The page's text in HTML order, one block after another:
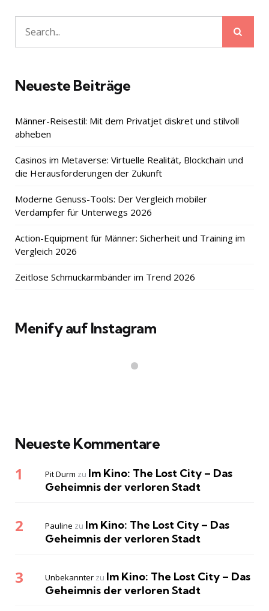
Search
for:
Neueste Beiträge
Männer-Reisestil: Mit dem Privatjet diskret und stilvoll
abheben
Casinos im Metaverse: Virtuelle Realität, Blockchain und
die Herausforderungen der Zukunft
Moderne Genuss-Tools: Der Vergleich mobiler
Verdampfer für Unterwegs 2026
Action-Equipment für Männer: Sicherheit und Training im
Vergleich 2026
Zeitlose Schmuckarmbänder im Trend 2026
Menify auf Instagram
Neueste Kommentare
Pit Durm zu Im Kino: The Lost City – Das
Geheimnis der verloren Stadt
Pauline zu Im Kino: The Lost City – Das
Geheimnis der verloren Stadt
Unbekannter zu Im Kino: The Lost City – Das
Geheimnis der verloren Stadt